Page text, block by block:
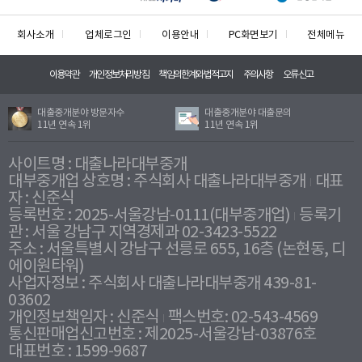
회사소개 업체로그인 이용안내 PC화면보기 전체메뉴
이용약관 개인정보처리방침 책임의한계와법적고지 주의사항 오류신고
대출중개분야 방문자수
11년 연속 1위
대출중개분야 대출문의
11년 연속 1위
사이트명 : 대출나라대부중개
대부중개업 상호명 : 주식회사 대출나라대부중개
대표
자 : 신준식
등록번호 : 2025-서울강남-0111(대부중개업) 등록기
관 : 서울 강남구 지역경제과 02-3423-5522
주소 : 서울특별시 강남구 선릉로 655, 16층 (논현동, 디
에이원타워)
사업자정보 : 주식회사 대출나라대부중개 439-81-
03602
개인정보책임자 : 신준식
팩스번호: 02-543-4569
통신판매업신고번호 : 제2025-서울강남-03876호
대표번호 : 1599-9687